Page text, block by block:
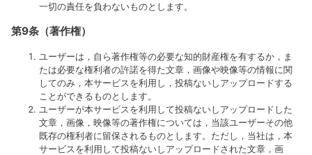
一切の責任を負わないものとします。
第9条（著作権）
ユーザーは，自ら著作権等の必要な知的財産権を有するか，ま
たは必要な権利者の許諾を得た文章，画像や映像等の情報に関
してのみ，本サービスを利用し，投稿ないしアップロードする
ことができるものとします。
ユーザーが本サービスを利用して投稿ないしアップロードした
文章，画像，映像等の著作権については，当該ユーザーその他
既存の権利者に留保されるものとします。ただし，当社は，本
サービスを利用して投稿ないしアップロードされた文章，画